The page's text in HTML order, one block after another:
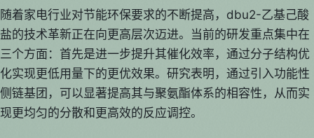
随着家电行业对节能环保要求的不断提高，dbu2-乙基己酸
盐的技术革新正在向更高层次迈进。当前的研发重点集中在
三个方面：首先是进一步提升其催化效率，通过分子结构优
化实现更低用量下的更优效果。研究表明，通过引入功能性
侧链基团，可以显著提高其与聚氨酯体系的相容性，从而实
现更均匀的分散和更高效的反应调控。